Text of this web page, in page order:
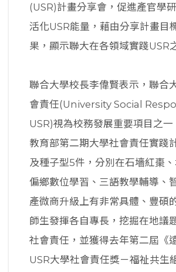
(USR)計畫分享會，促進產官學
活化USR能量，藉由分享計畫目
果，顯示聯大在各領域實踐USR
聯合大學校長李偉賢表示，聯合
會責任(University Social
USR)視為校務發展重要項目之
教育部第二期大學社會責任實踐
及種子型5件，分別在石墻紅棗、
偏鄉數位學習、三語教學輔導、
產微商升級上有非常具體、豐碩
師生發揮各自專長，挖掘在地議
社會責任，並獲得去年第二屆《
USR大學社會責任獎－福祉共生